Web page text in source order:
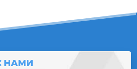
НАМИ